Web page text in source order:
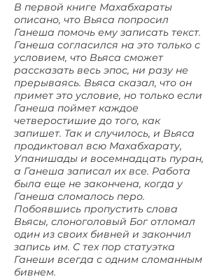
В первой книге Махабхараты
описано, что Вьяса попросил
Ганеша помочь ему записать текст.
Ганеша согласился на это только с
условием, что Вьяса сможет
рассказать весь эпос, ни разу не
прерываясь. Вьяса сказал, что он
примет это условие, но только если
Ганеша поймет каждое
четверостишие до того, как
запишет. Так и случилось, и Вьяса
продиктовал всю Махабхарату,
Упанишады и восемнадцать пуран,
а Ганеша записал их все. Работа
была еще не закончена, когда у
Ганеша сломалось перо.
Побоявшись пропустить слова
Вьясы, слоноголовый Бог отломал
один из своих бивней и закончил
запись им. С тех пор статуэтка
Ганеши всегда с одним сломанным
бивнем.